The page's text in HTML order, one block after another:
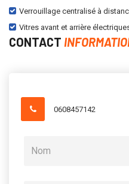
Verrouillage centralisé à
Vitres avant et arrière
CONTACT
0608457142